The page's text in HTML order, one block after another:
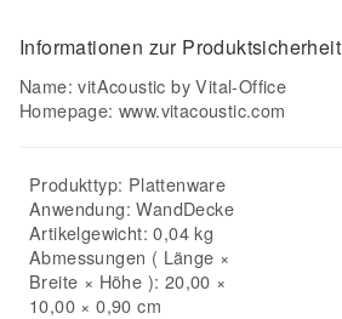
Informationen zur Produktsicherheit
Name: vitAcoustic by Vital-Office
Homepage:www.vitacoustic.com
Produkttyp: Plattenware
Anwendung:WandDecke
Artikelgewicht: 0,04 kg
Abmessungen ( Länge ×
Breite × Höhe ): 20,00 ×
10,00 × 0,90 cm